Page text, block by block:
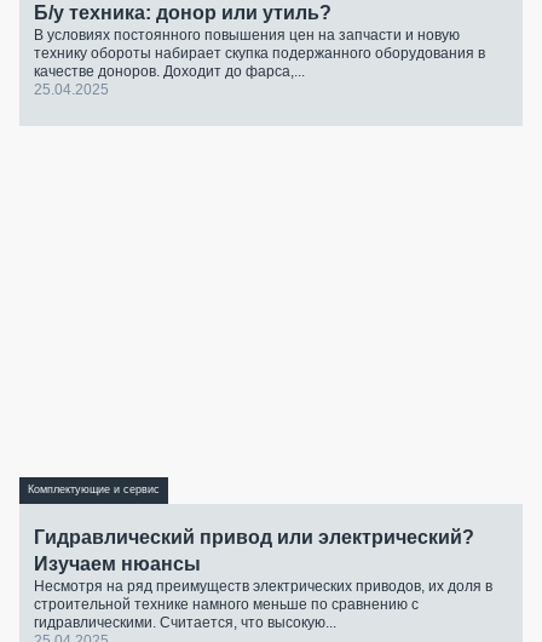
Б/у техника: донор или утиль?
В условиях постоянного повышения цен на запчасти и новую
технику обороты набирает скупка подержанного оборудования в
качестве доноров. Доходит до фарса,...
25.04.2025
Комплектующие и сервис
Гидравлический привод или электрический?
Изучаем нюансы
Несмотря на ряд преимуществ электрических приводов, их доля в
строительной технике намного меньше по сравнению с
гидравлическими. Считается, что высокую...